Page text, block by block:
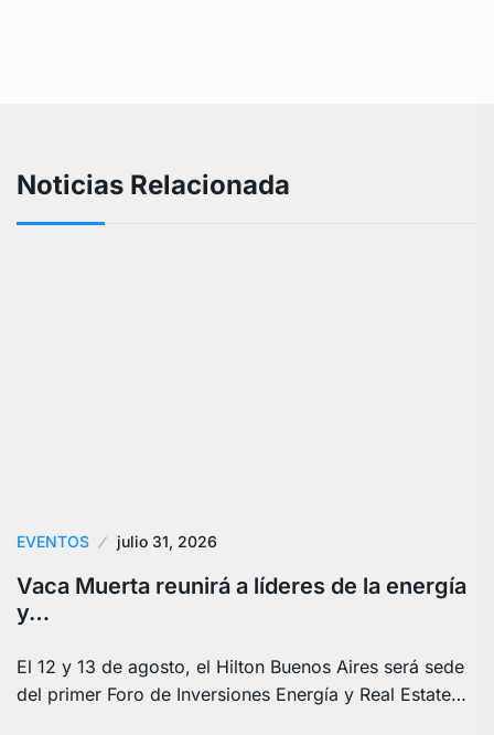
Noticias Relacionada
EVENTOS julio 31, 2026
Vaca Muerta reunirá a líderes de la energía
y…
El 12 y 13 de agosto, el Hilton Buenos Aires será sede
del primer Foro de Inversiones Energía y Real Estate…